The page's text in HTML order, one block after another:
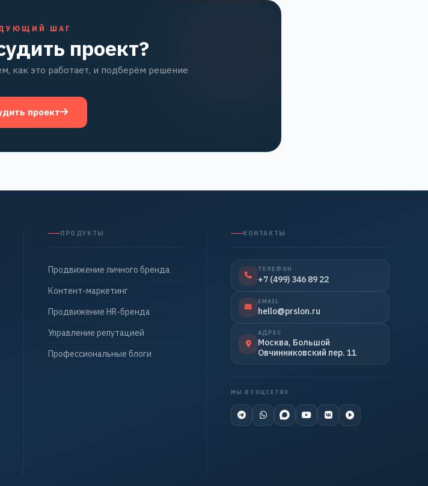
ШАГ
проект?
как это работает, и подберём решение
проект
ПРОДУКТЫ
Продвижение личного бренда
Контент-маркетинг
Продвижение HR-бренда
Управление репутацией
Профессиональные блоги
КОНТАКТЫ
ТЕЛЕФОН
+7 (499) 346 89 22
EMAIL
hello@prslon.ru
АДРЕС
Москва, Большой
Овчинниковский пер. 11
МЫ В СОЦСЕТЯХ